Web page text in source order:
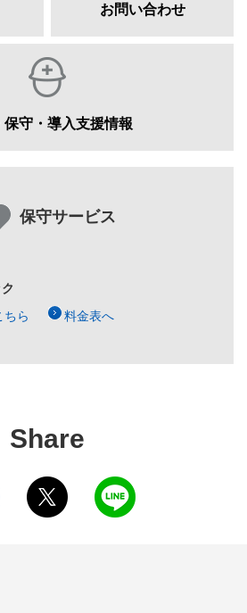
お問い合わせ
保守・導入支援情報
保守サービス
ちら
料金表へ
Share